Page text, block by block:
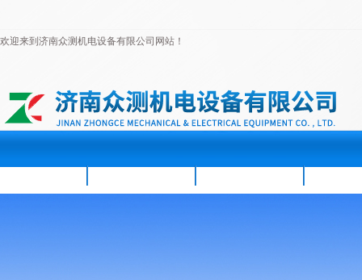
欢迎来到济南众测机电设备有限公司网站！